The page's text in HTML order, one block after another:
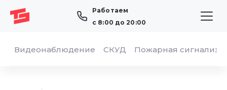
Работаем
с 8:00 до 20:00
Видеонаблюдение СКУД Пожарная